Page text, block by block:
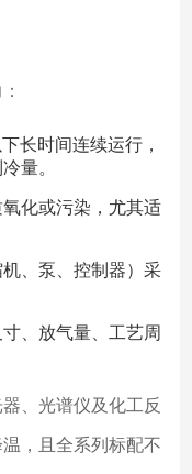
长时间连续运行，
量。
化或污染，尤其适
、泵、控制器）采
寸、放气量、工艺周
、光谱仪及化工反
，且全系列标配不